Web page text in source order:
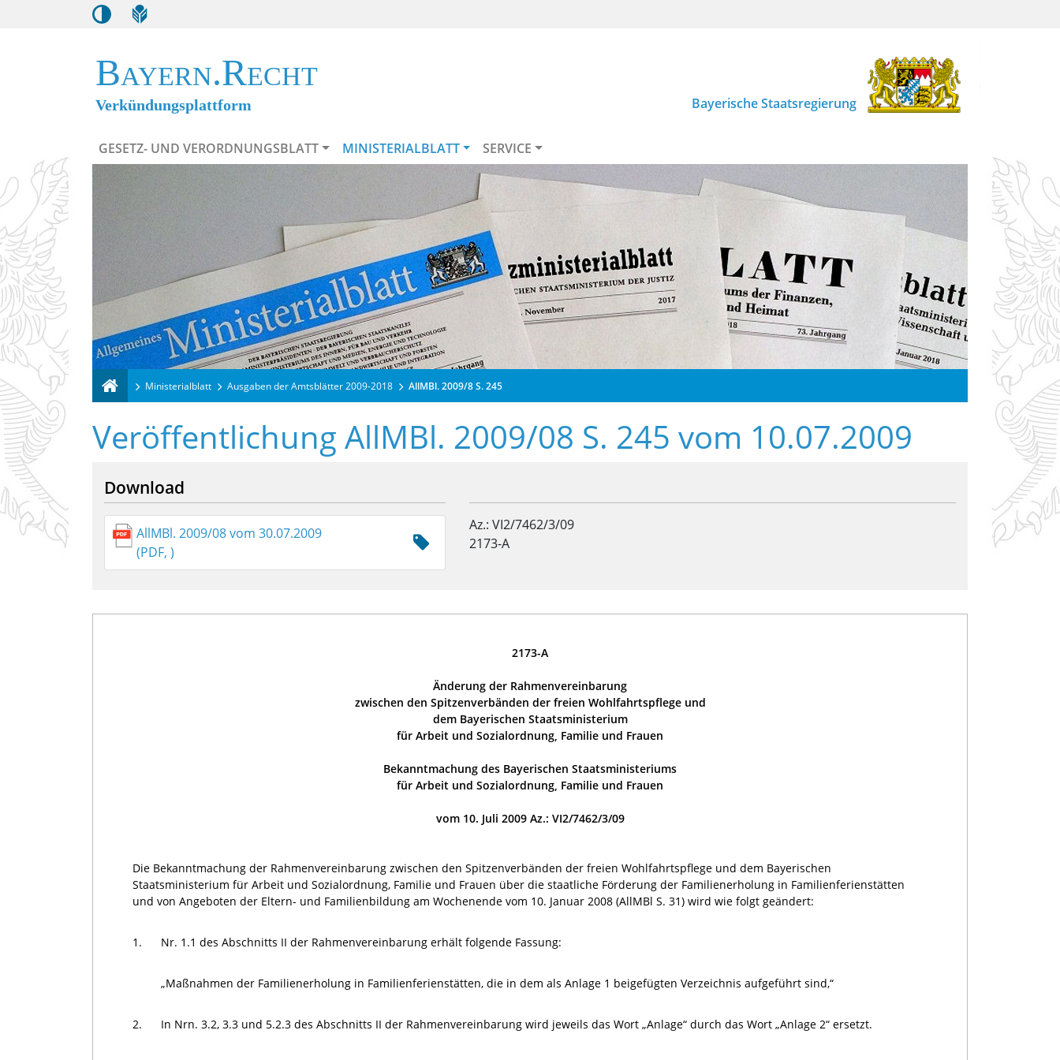
Bayern.Recht
Verkündungsplattform Bayerische Staatsregierung
GESETZ- UND VERORDNUNGSBLATT MINISTERIALBLATT SERVICE
Ministerialblatt Ausgaben der Amtsblätter 2009-2018 AllMBl. 2009/8 S. 245
Veröffentlichung AllMBl. 2009/08 S. 245 vom 10.07.2009
Download
AllMBl. 2009/08 vom 30.07.2009
(PDF, )
Az.: VI2/7462/3/09
2173-A
2173-A
Änderung der Rahmenvereinbarung
zwischen den Spitzenverbänden der freien Wohlfahrtspflege und
dem Bayerischen Staatsministerium
für Arbeit und Sozialordnung, Familie und Frauen
Bekanntmachung des Bayerischen Staatsministeriums
für Arbeit und Sozialordnung, Familie und Frauen
vom 10. Juli 2009 Az.: VI2/7462/3/09
Die Bekanntmachung der Rahmenvereinbarung zwischen den Spitzenverbänden der freien Wohlfahrtspflege und dem Bayerischen
Staatsministerium für Arbeit und Sozialordnung, Familie und Frauen über die staatliche Förderung der Familienerholung in Familienferienstätten
und von Angeboten der Eltern- und Familienbildung am Wochenende vom 10. Januar 2008 (AllMBl S. 31) wird wie folgt geändert:
1. Nr. 1.1 des Abschnitts II der Rahmenvereinbarung erhält folgende Fassung:
„Maßnahmen der Familienerholung in Familienferienstätten, die in dem als Anlage 1 beigefügten Verzeichnis aufgeführt sind,“
2. In Nrn. 3.2, 3.3 und 5.2.3 des Abschnitts II der Rahmenvereinbarung wird jeweils das Wort „Anlage“ durch das Wort „Anlage 2“ ersetzt.